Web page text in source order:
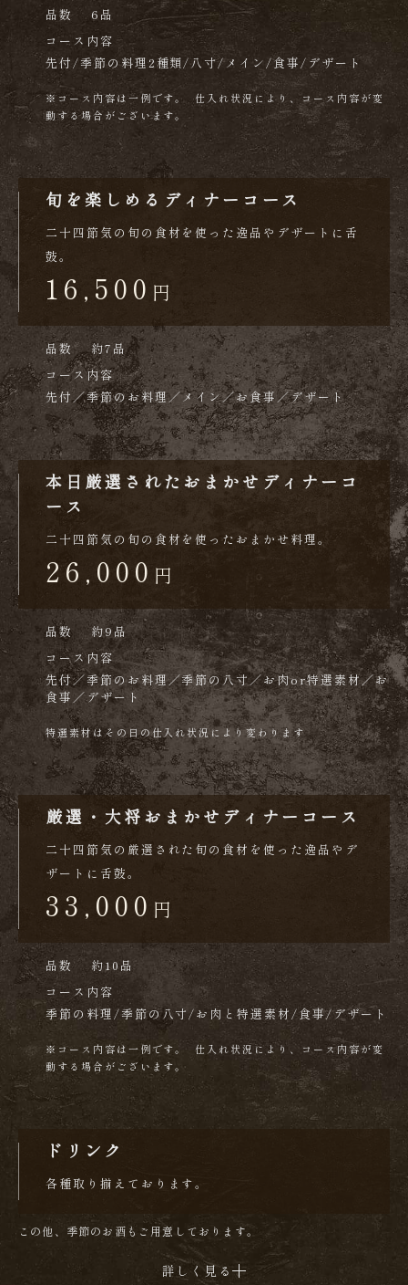
品数
6品
コース内容
先付/季節の料理2種類/八寸/メイン/食事/デザート
※コース内容は一例です。 仕入れ状況により、コース内容が変
動する場合がございます。
旬を楽しめるディナーコース
二十四節気の旬の食材を使った逸品やデザートに舌
鼓。
16,500 円
品数
約7品
コース内容
先付／季節のお料理／メイン／お食事／デザート
本日厳選されたおまかせディナーコ
ース
二十四節気の旬の食材を使ったおまかせ料理。
26,000 円
品数
約9品
コース内容
先付／季節のお料理／季節の八寸／お肉or特選素材／お
食事／デザート
特選素材はその日の仕入れ状況により変わります
厳選・大将おまかせディナーコース
二十四節気の厳選された旬の食材を使った逸品やデ
ザートに舌鼓。
33,000 円
品数
約10品
コース内容
季節の料理/季節の八寸/お肉と特選素材/食事/デザート
※コース内容は一例です。 仕入れ状況により、コース内容が変
動する場合がございます。
ドリンク
各種取り揃えております。
この他、季節のお酒もご用意しております。
詳しく見る